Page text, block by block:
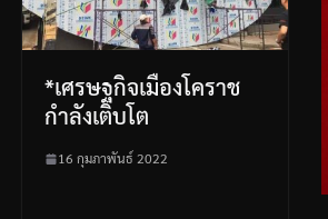
*เศรษฐกิจเมืองโคราช
กำลังเติบโต
16 กุมภาพันธ์ 2022